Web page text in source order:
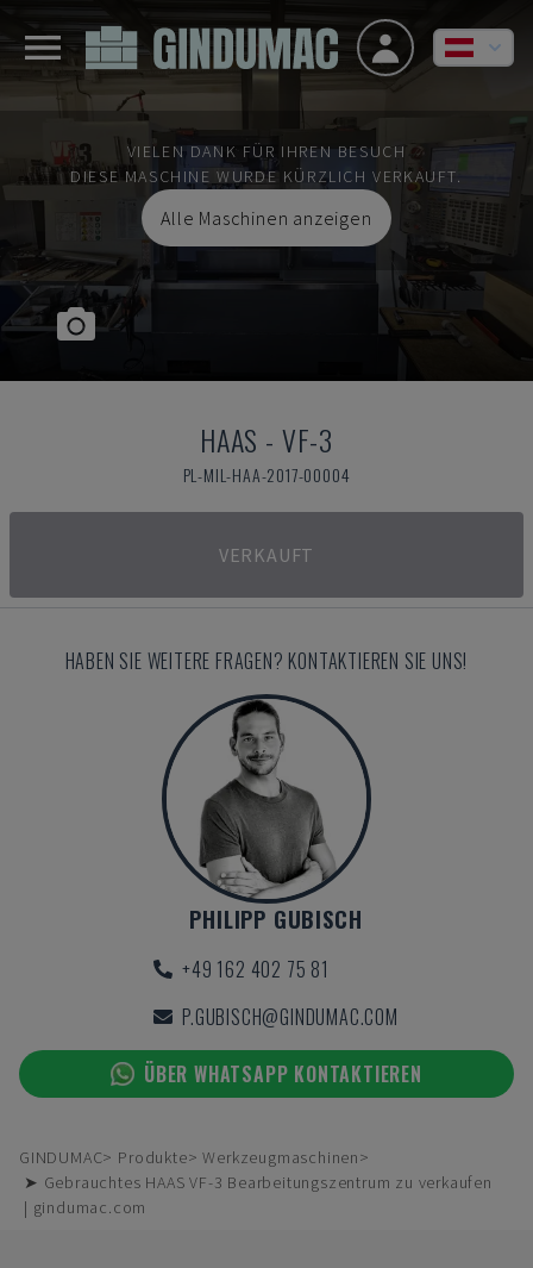
VIELEN DANK FÜR IHREN BESUCH
DIESE MASCHINE WURDE KÜRZLICH VERKAUFT.
Alle Maschinen anzeigen
HAAS - VF-3
PL-MIL-HAA-2017-00004
VERKAUFT
HABEN SIE WEITERE FRAGEN? KONTAKTIEREN SIE UNS!
PHILIPP GUBISCH
+49 162 402 75 81
P.GUBISCH@GINDUMAC.COM
ÜBER WHATSAPP KONTAKTIEREN
GINDUMAC Produkte
Werkzeugmaschinen
➤ Gebrauchtes HAAS VF-3 Bearbeitungszentrum zu verkaufen
| gindumac.com